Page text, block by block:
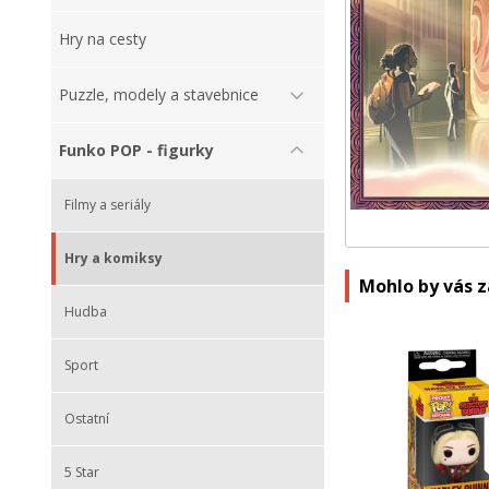
Hry na cesty
Puzzle, modely a stavebnice
Funko POP - figurky
Filmy a seriály
Hry a komiksy
Hudba
Sport
Ostatní
5 Star
Mohlo by vás